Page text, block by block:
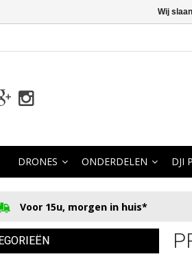
DRONES ONDERDELEN DJI
Voor 15u, morgen in huis*
Wij